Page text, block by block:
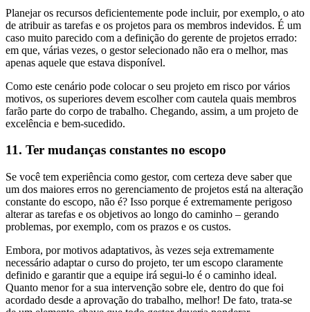
Planejar os recursos deficientemente pode incluir, por exemplo, o ato
de atribuir as tarefas e os projetos para os membros indevidos. É um
caso muito parecido com a definição do gerente de projetos errado:
em que, várias vezes, o gestor selecionado não era o melhor, mas
apenas aquele que estava disponível.
Como este cenário pode colocar o seu projeto em risco por vários
motivos, os superiores devem escolher com cautela quais membros
farão parte do corpo de trabalho. Chegando, assim, a um projeto de
excelência e bem-sucedido.
11. Ter mudanças constantes no escopo
Se você tem experiência como gestor, com certeza deve saber que
um dos maiores erros no gerenciamento de projetos está na alteração
constante do escopo, não é? Isso porque é extremamente perigoso
alterar as tarefas e os objetivos ao longo do caminho – gerando
problemas, por exemplo, com os prazos e os custos.
Embora, por motivos adaptativos, às vezes seja extremamente
necessário adaptar o curso do projeto, ter um escopo claramente
definido e garantir que a equipe irá segui-lo é o caminho ideal.
Quanto menor for a sua intervenção sobre ele, dentro do que foi
acordado desde a aprovação do trabalho, melhor! De fato, trata-se